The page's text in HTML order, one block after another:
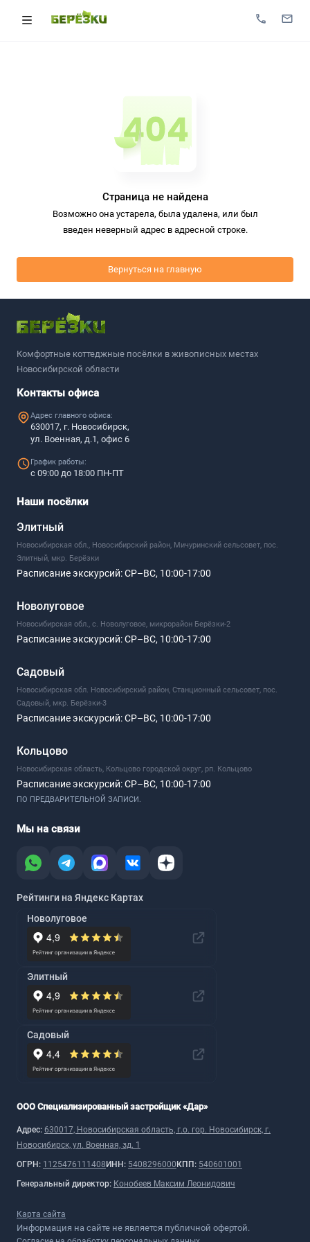
Страница не найдена
Возможно она устарела, была удалена, или был
введен неверный адрес в адресной строке.
Вернуться на главную
Комфортные коттеджные посёлки в живописных местах
Новосибирской области
Контакты офиса
Адрес главного офиса:
630017, г. Новосибирск,
ул. Военная, д.1, офис 6
График работы:
с 09:00 до 18:00 ПН-ПТ
Наши посёлки
Элитный
Новосибирская обл., Новосибирский район, Мичуринский сельсовет, пос.
Элитный, мкр. Берёзки
Расписание экскурсий:СР–ВС, 10:00-17:00
Новолуговое
Новосибирская обл., с. Новолуговое, микрорайон Берёзки-2
Расписание экскурсий:СР–ВС, 10:00-17:00
Садовый
Новосибирская обл. Новосибирский район, Станционный сельсовет, пос.
Садовый, мкр. Берёзки-3
Расписание экскурсий:СР–ВС, 10:00-17:00
Кольцово
Новосибирская область, Кольцово городской округ, рп. Кольцово
Расписание экскурсий:СР–ВС, 10:00-17:00
ПО ПРЕДВАРИТЕЛЬНОЙ ЗАПИСИ.
Мы на связи
Рейтинги на Яндекс Картах
Новолуговое
Элитный
Садовый
ООО Специализированный застройщик «Дар»
Адрес: 630017, Новосибирская область, г.о. гор. Новосибирск, г.
Новосибирск, ул. Военная, зд. 1
ОГРН: 1125476111408 ИНН: 5408296000 КПП: 540601001
Генеральный директор: Конобеев Максим Леонидович
Карта сайта
Информация на сайте не является публичной офертой.